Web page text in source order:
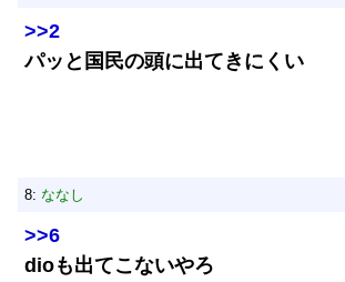
>>2
パッと国民の頭に出てきにくい
8: ななし
>>6
dioも出てこないやろ